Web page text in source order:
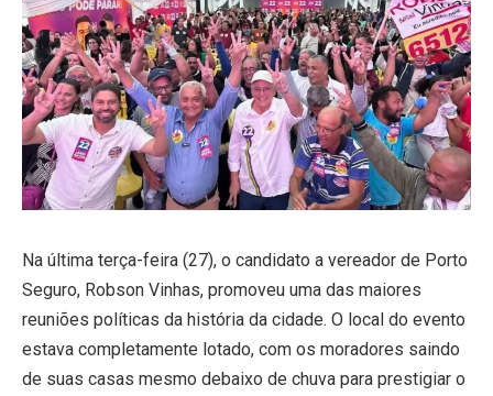
Na última terça-feira (27), o candidato a vereador de Porto
Seguro, Robson Vinhas, promoveu uma das maiores
reuniões políticas da história da cidade. O local do evento
estava completamente lotado, com os moradores saindo
de suas casas mesmo debaixo de chuva para prestigiar o